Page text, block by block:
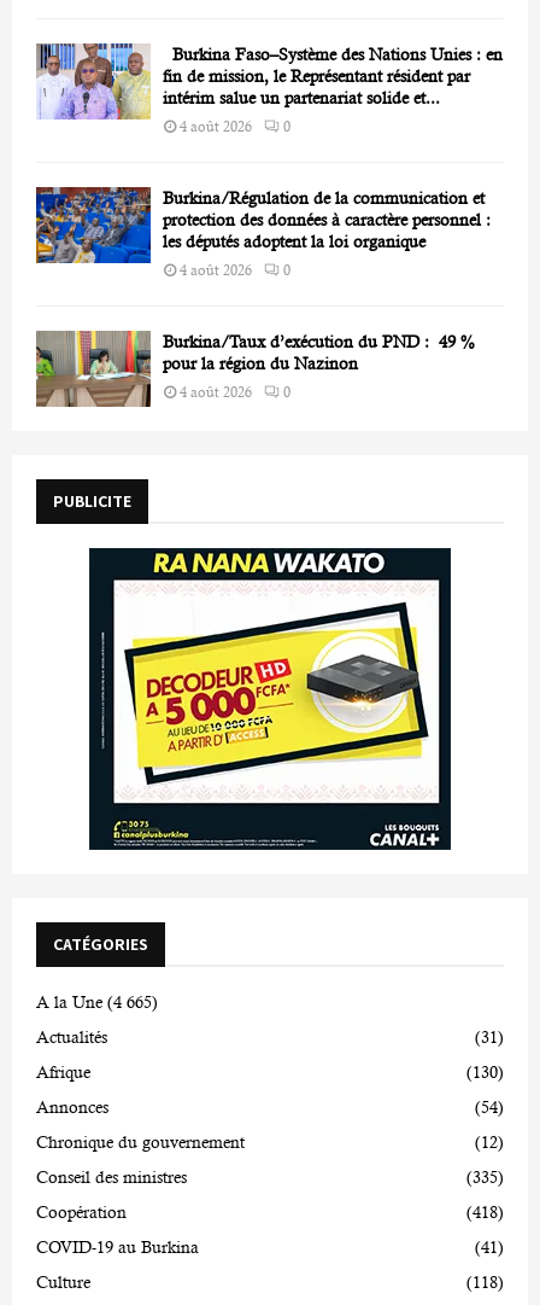
Burkina Faso–Système des Nations Unies : en
fin de mission, le Représentant résident par
intérim salue un partenariat solide et...
4 août 2026 0
Burkina/Régulation de la communication et
protection des données à caractère personnel :
les députés adoptent la loi organique
4 août 2026 0
Burkina/Taux d’exécution du PND : 49 %
pour la région du Nazinon
4 août 2026 0
PUBLICITE
CATÉGORIES
A la Une (4 665)
Actualités
(31)
Afrique
(130)
Annonces
(54)
Chronique du gouvernement
(12)
Conseil des ministres
(335)
Coopération
(418)
COVID-19 au Burkina
(41)
Culture
(118)